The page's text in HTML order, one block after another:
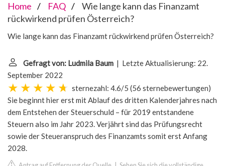
Home FAQ
Wie lange kann das Finanzamt
rückwirkend prüfen Österreich?
Wie lange kann das Finanzamt rückwirkend prüfen Österreich?
Gefragt von: Ludmila Baum | Letzte Aktualisierung: 22.
September 2022
sternezahl: 4.6/5 (56 sternebewertungen)
Sie beginnt hier erst mit Ablauf des dritten Kalenderjahres nach
dem Entstehen der Steuerschuld – für 2019 entstandene
Steuern also im Jahr 2023. Verjährt sind das Prüfungsrecht
sowie der Steueranspruch des Finanzamts somit erst Anfang
2028.